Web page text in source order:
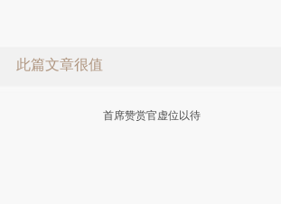
此篇文章很值
首席赞赏官虚位以待